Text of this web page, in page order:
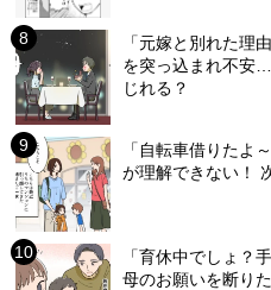
「元嫁と別れた理
を突っ込まれ不安
じれる？
「自転車借りたよ
が理解できない！
「育休中でしょ？
母のお願いを断り